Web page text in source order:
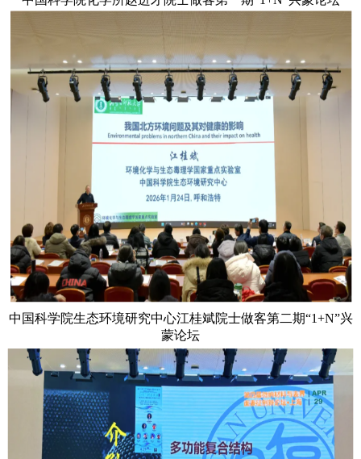
中国科学院生态环境研究中心江桂斌院士做客第二期“1+N”兴
蒙论坛